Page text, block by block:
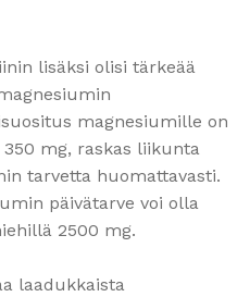
lisäksi olisi tärkeää
magnesiumille on
mg, raskas liikunta
tarvetta huomattavasti.
päivätarve voi olla
2500 mg.
laadukkaista